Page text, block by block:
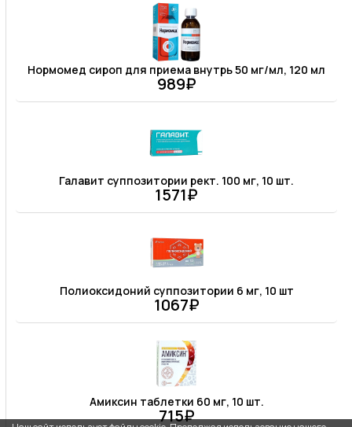
Нормомед сироп для приема внутрь 50 мг/мл, 120 мл
989₽
Галавит суппозитории рект. 100 мг, 10 шт.
1571₽
Полиоксидоний суппозитории 6 мг, 10 шт
1067₽
Амиксин таблетки 60 мг, 10 шт.
715₽